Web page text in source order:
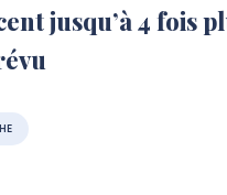
jusqu’à 4 fois